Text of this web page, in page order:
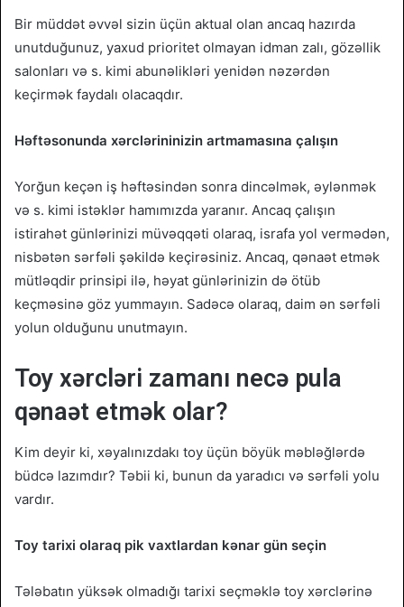
Bir müddət əvvəl sizin üçün aktual olan ancaq hazırda
unutduğunuz, yaxud prioritet olmayan idman zalı, gözəllik
salonları və s. kimi abunəlikləri yenidən nəzərdən
keçirmək faydalı olacaqdır.
Həftəsonunda xərclərininizin artmamasına çalışın
Yorğun keçən iş həftəsindən sonra dincəlmək, əylənmək
və s. kimi istəklər hamımızda yaranır. Ancaq çalışın
istirahət günlərinizi müvəqqəti olaraq, israfa yol vermədən,
nisbətən sərfəli şəkildə keçirəsiniz. Ancaq, qənaət etmək
mütləqdir prinsipi ilə, həyat günlərinizin də ötüb
keçməsinə göz yummayın. Sadəcə olaraq, daim ən sərfəli
yolun olduğunu unutmayın.
Toy xərcləri zamanı necə pula
qənaət etmək olar?
Kim deyir ki, xəyalınızdakı toy üçün böyük məbləğlərdə
büdcə lazımdır? Təbii ki, bunun da yaradıcı və sərfəli yolu
vardır.
Toy tarixi olaraq pik vaxtlardan kənar gün seçin
Tələbatın yüksək olmadığı tarixi seçməklə toy xərclərinə